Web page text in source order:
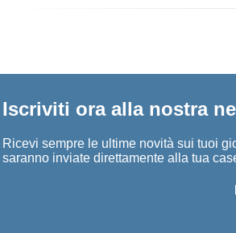
Iscriviti ora alla nostra
Ricevi sempre le ultime novità sui tuoi
saranno inviate direttamente alla tua